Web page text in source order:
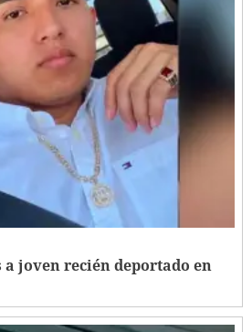
a joven recién deportado en